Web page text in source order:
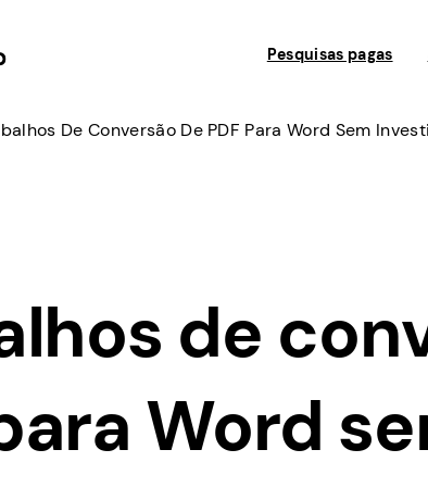
Pesquisas pagas
De Conversão De PDF Para Word Sem
de
Word